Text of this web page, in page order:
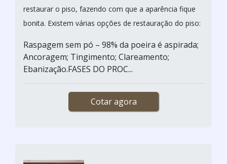
restaurar o piso, fazendo com que a aparência fique
bonita. Existem várias opções de restauração do piso:
Raspagem sem pó – 98% da poeira é aspirada;
Ancoragem; Tingimento; Clareamento;
Ebanização.FASES DO PROC...
Cotar agora